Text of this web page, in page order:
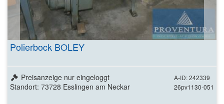
Polierbock BOLEY
A-ID: 242339
26pv1130-051
Preisanzeige nur eingeloggt
Standort: 73728 Esslingen am Neckar